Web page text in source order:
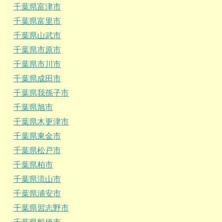
千葉県富津市
千葉県富里市
千葉県山武市
千葉県市原市
千葉県市川市
千葉県成田市
千葉県我孫子市
千葉県旭市
千葉県木更津市
千葉県東金市
千葉県松戸市
千葉県柏市
千葉県流山市
千葉県浦安市
千葉県習志野市